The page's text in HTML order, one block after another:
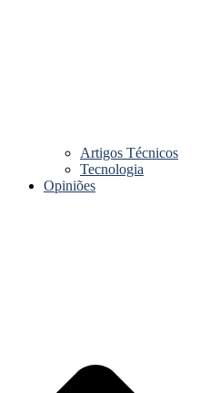
Artigos Técnicos
Tecnologia
Opiniões